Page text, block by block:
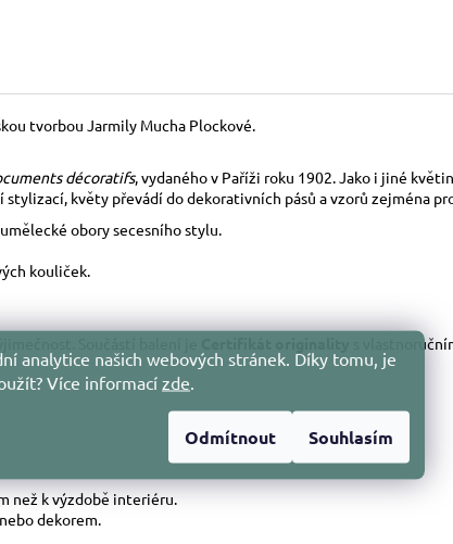
analytice našich webových stránek. Díky tomu, je
Více informací zde
Odmítnout Souhlasím
tvorbou Jarmily Mucha Plockové.
décoratifs, vydaného v Paříži roku 1902. Jako i jiné
květy převádí do dekorativních pásů a vzorů zejména
obory secesního stylu.
kouliček.
s
než k výzdobě interiéru.
dekorem.